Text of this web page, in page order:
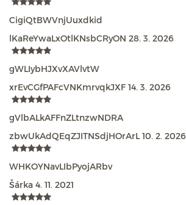
CigiQtBWVnjUuxdkid
lKaReYwaLxOtlKNsbCRyON 28. 3. 2026
gWLIybHJXvXAVlvtW
xrEvCGfPAFcVNKmrvqkJXF 14. 3. 2026
gVlbALkAFFnZLtnzwNDRA
zbwUkAdQEqZJITNSdjHOrArL 10. 2. 2026
WHKOYNavLIbPyojARbv
Šárka 4. 11. 2021